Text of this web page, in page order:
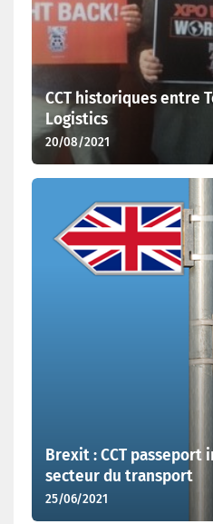
CCT historiques entre
Logistics
20/08/2021
Brexit : CCT
secteur du transport
25/06/2021